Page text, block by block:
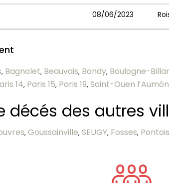
08/06/2023
, Bagnolet, Beauvais, Bondy, Boulogne-
14, Paris 15, Paris 19, Saint-Ouen
décés des autres
, Goussainville, SEUGY, Fosses,